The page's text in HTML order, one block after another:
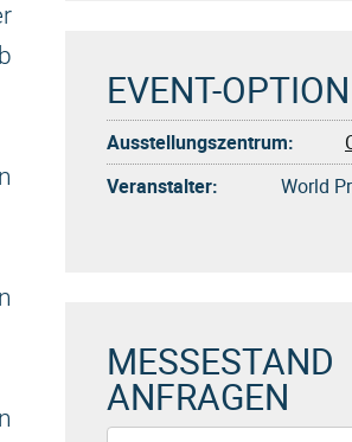
EVENT-OPTION
Ausstellungszentrum:
Veranstalter:
World
MESSESTAND
ANFRAGEN